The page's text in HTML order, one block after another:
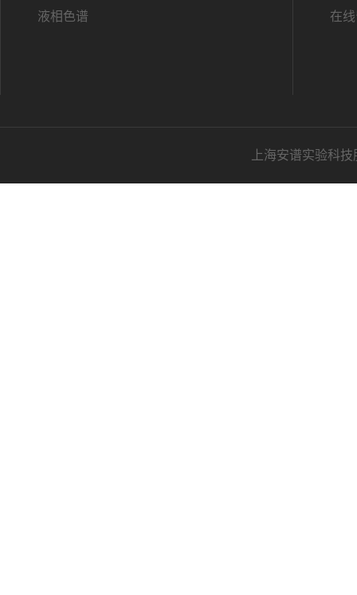
液相色谱 在
上海安谱实验科